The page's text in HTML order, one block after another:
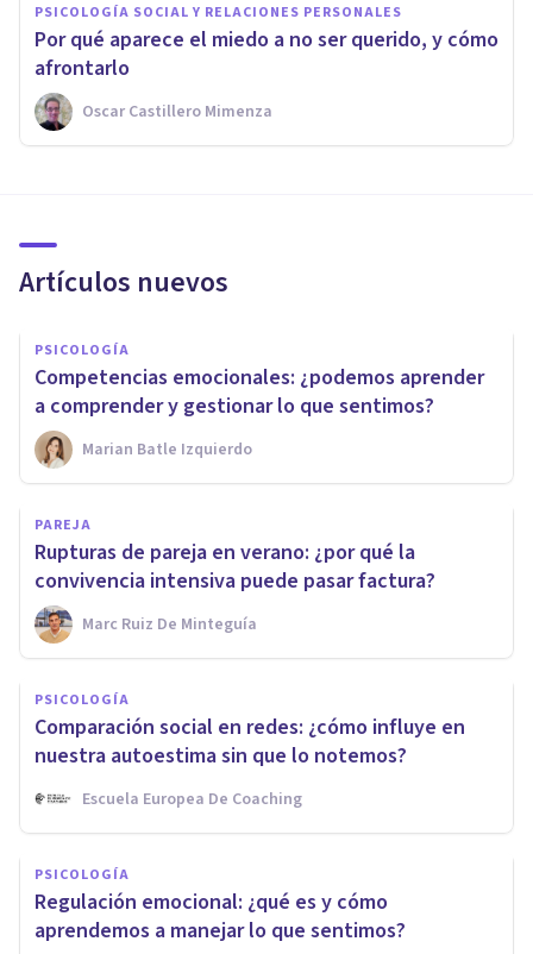
PSICOLOGÍA SOCIAL Y RELACIONES PERSONALES
Por qué aparece el miedo a no ser querido, y cómo
afrontarlo
Oscar Castillero Mimenza
Artículos nuevos
PSICOLOGÍA
Competencias emocionales: ¿podemos aprender
a comprender y gestionar lo que sentimos?
Marian Batle Izquierdo
PAREJA
Rupturas de pareja en verano: ¿por qué la
convivencia intensiva puede pasar factura?
Marc Ruiz De Minteguía
PSICOLOGÍA
Comparación social en redes: ¿cómo influye en
nuestra autoestima sin que lo notemos?
Escuela Europea De Coaching
PSICOLOGÍA
Regulación emocional: ¿qué es y cómo
aprendemos a manejar lo que sentimos?